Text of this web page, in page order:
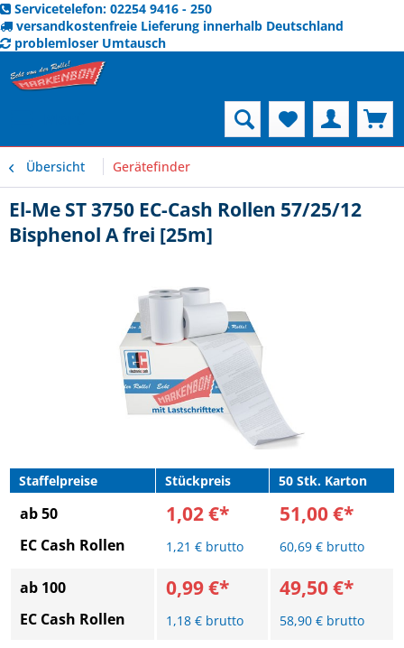
Servicetelefon: 02254 9416 - 250
versandkostenfreie Lieferung innerhalb Deutschland
problemloser Umtausch
Übersicht Gerätefinder
El-Me ST 3750 EC-Cash Rollen 57/25/12
Bisphenol A frei [25m]
Staffelpreise Stückpreis 50 Stk. Karton
ab 50
EC Cash Rollen
1,02 €*
1,21 € brutto
51,00 €*
60,69 € brutto
ab 100
EC Cash Rollen
0,99 €*
1,18 € brutto
49,50 €*
58,90 € brutto